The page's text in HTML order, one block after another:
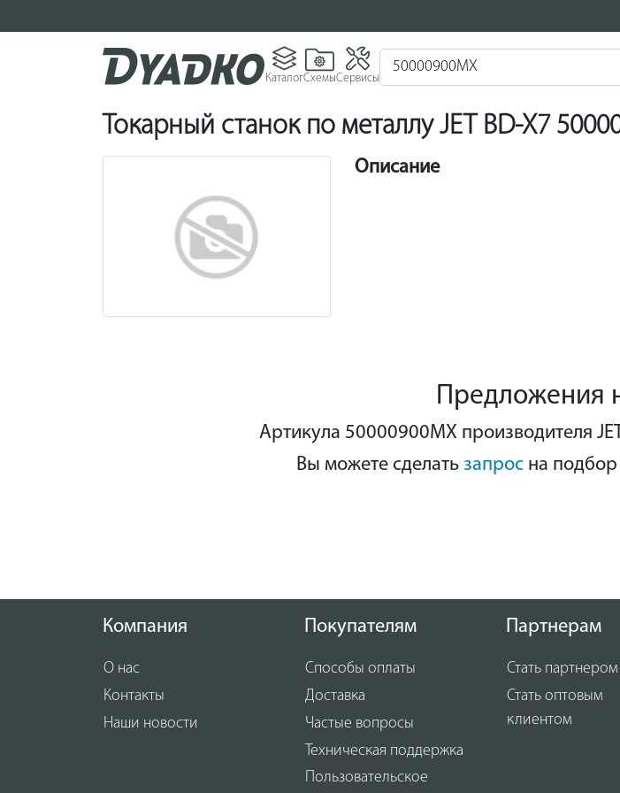
КаталогСхемыСервисы
Токарный станок по металлу JET BD-X7
Описание
Предложения
Артикула 50000900MX производителя
Вы можете сделать запросна подбор
Компания
О нас
Контакты
Наши новости
Покупателям
Способы оплаты
Доставка
Частые вопросы
Техническая поддержка
Пользовательское
Партнерам
Стать партнером
Стать оптовым
клиентом